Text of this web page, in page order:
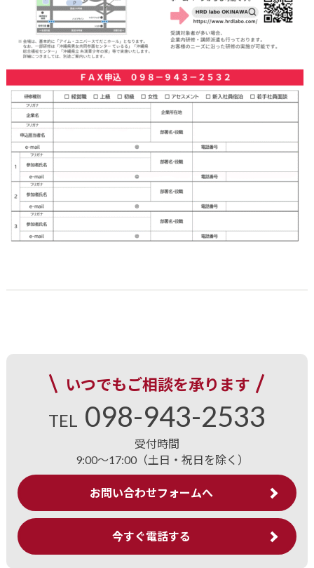
いつでもご相談を承ります
TEL 098-943-2533
受付時間
9:00～17:00（土日・祝日を除く）
お問い合わせフォームへ
今すぐ電話する